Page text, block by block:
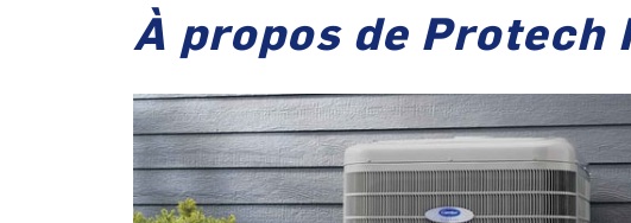
À propos de